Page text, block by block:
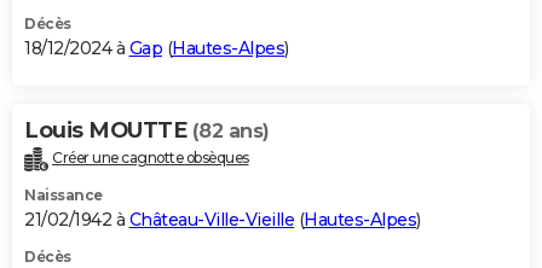
Décès
18/12/2024 à Gap (Hautes-Alpes)
Louis MOUTTE (82 ans)
Créer une cagnotte obsèques
Naissance
21/02/1942 à Château-Ville-Vieille (Hautes-Alpes)
Décès